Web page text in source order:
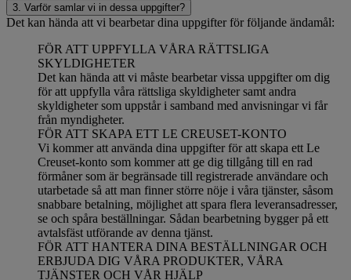
3. Varför samlar vi in dessa uppgifter?
Det kan hända att vi bearbetar dina uppgifter för följande ändamål:
FÖR ATT UPPFYLLA VÅRA RÄTTSLIGA
SKYLDIGHETER
Det kan hända att vi måste bearbetar vissa uppgifter om dig
för att uppfylla våra rättsliga skyldigheter samt andra
skyldigheter som uppstår i samband med anvisningar vi får
från myndigheter.
FÖR ATT SKAPA ETT LE CREUSET-KONTO
Vi kommer att använda dina uppgifter för att skapa ett Le
Creuset-konto som kommer att ge dig tillgång till en rad
förmåner som är begränsade till registrerade användare och
utarbetade så att man finner större nöje i våra tjänster, såsom
snabbare betalning, möjlighet att spara flera leveransadresser,
se och spåra beställningar. Sådan bearbetning bygger på ett
avtalsfäst utförande av denna tjänst.
FÖR ATT HANTERA DINA BESTÄLLNINGAR OCH
ERBJUDA DIG VÅRA PRODUKTER, VÅRA
TJÄNSTER OCH VÅR HJÄLP